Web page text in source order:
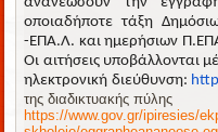
οποιαδήποτε τάξη
-ΕΠΑ.Λ. και ημερήσιων
Οι αιτήσεις υποβάλλονται
ηλεκτρονική διεύθυνση:
της διαδικτυακής πύλης
https://www.gov.gr/ipiresies/